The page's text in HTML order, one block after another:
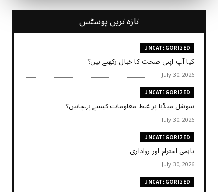
تازہ ترین پوسٹس
UNCATEGORIZED
کیا آپ اپنی صحت کا خیال رکھتے ہیں؟
July 30, 2026
UNCATEGORIZED
سوشل میڈیا پر غلط معلومات کیسے پہچانیں؟
July 30, 2026
UNCATEGORIZED
باہمی احترام اور رواداری
July 30, 2026
UNCATEGORIZED